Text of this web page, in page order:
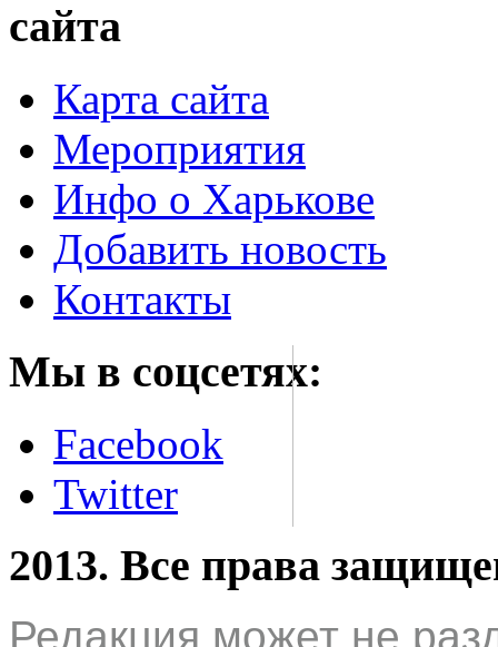
сайта
Карта сайта
Мероприятия
Инфо о Харькове
Добавить новость
Контакты
Мы в соцсетях:
Facebook
Twitter
2013. Все права
Редакция может не